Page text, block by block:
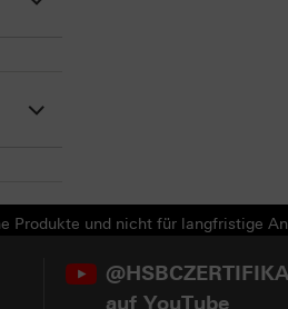
Produkte und nicht für langfristige
auf YouTube